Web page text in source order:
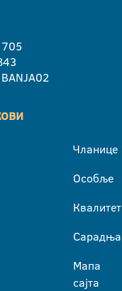
Чланице
Особље
Квалитет
Сарадња
Мапа
сајта